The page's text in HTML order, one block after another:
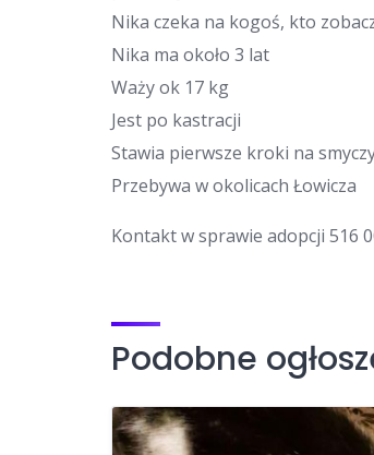
Nika czeka na kogoś, kto
Nika ma około 3 lat
Waży ok 17 kg
Jest po kastracji
Stawia pierwsze kroki na
Przebywa w okolicach Łowicza
Kontakt w sprawie adopcji 516
Podobne